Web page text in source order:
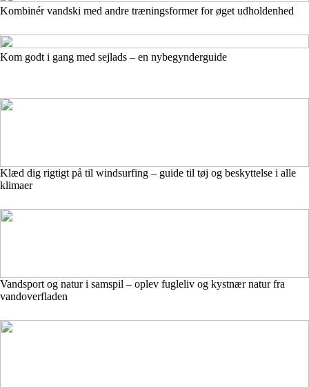
Kombinér vandski med andre træningsformer for øget udholdenhed
Kom godt i gang med sejlads – en nybegynderguide
Klæd dig rigtigt på til windsurfing – guide til tøj og beskyttelse i alle
klimaer
Vandsport og natur i samspil – oplev fugleliv og kystnær natur fra
vandoverfladen